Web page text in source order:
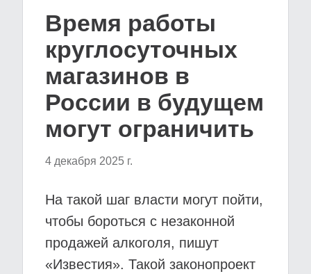
Время работы
круглосуточных
магазинов в
России в будущем
могут ограничить
4 декабря 2025 г.
На такой шаг власти могут пойти,
чтобы бороться с незаконной
продажей алкоголя, пишут
«Известия». Такой законопроект